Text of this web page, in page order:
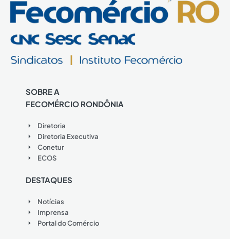
SOBRE A
FECOMÉRCIO RONDÔNIA
Diretoria
Diretoria Executiva
Conetur
ECOS
DESTAQUES
Notícias
Imprensa
Portal do Comércio